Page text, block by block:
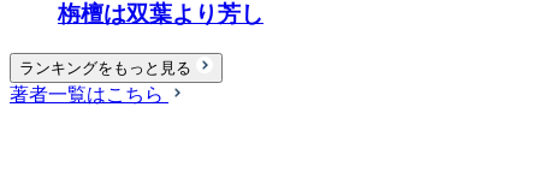
栴檀は双葉より芳し
ランキングをもっと見る
著者一覧はこちら